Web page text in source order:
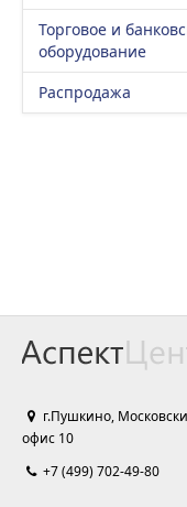
Торговое и
оборудование
Распродажа
г.Пушкино,
офис 10
+7 (499) 702-49-80